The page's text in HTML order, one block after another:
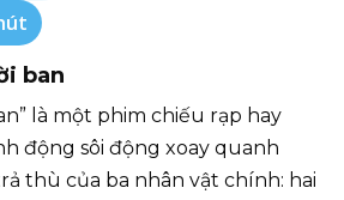
ban
là một phim chiếu rạp hay
động sôi động xoay quanh
thù của ba nhân vật chính: hai